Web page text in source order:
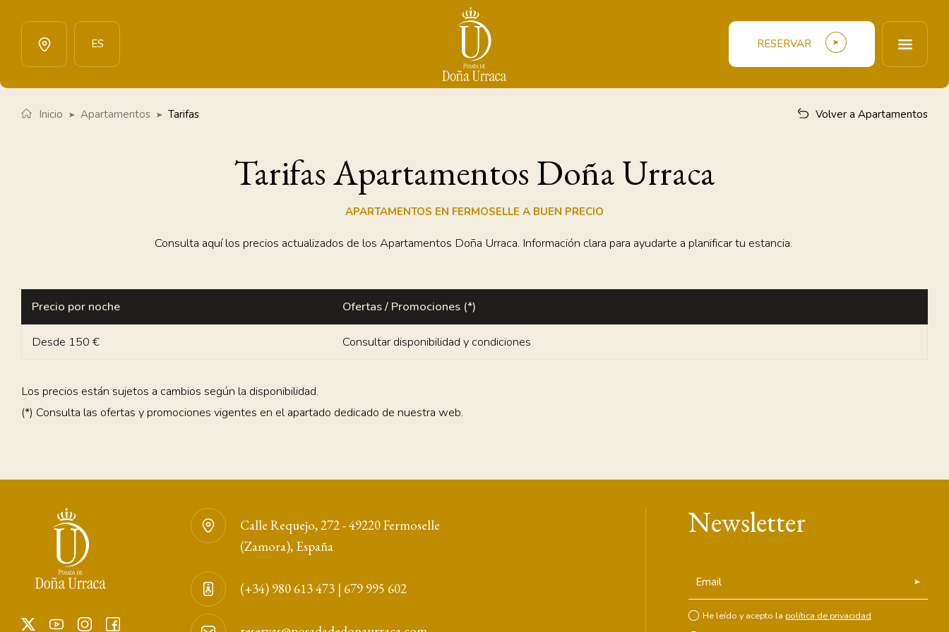
ES RESERVAR
Inicio Apartamentos Tarifas Volver a Apartamentos
Tarifas Apartamentos Doña Urraca
APARTAMENTOS EN FERMOSELLE A BUEN PRECIO
Consulta aquí los precios actualizados de los Apartamentos Doña Urraca. Información clara para ayudarte a planificar tu estancia.
Precio por noche Ofertas / Promociones (*)
Desde 150 € Consultar disponibilidad y condiciones
Los precios están sujetos a cambios según la disponibilidad.
(*) Consulta las ofertas y promociones vigentes en el apartado dedicado de nuestra web.
Calle Requejo, 272 - 49220 Fermoselle
(Zamora), España
(+34) 980 613 473 | 679 995 602
Newsletter
Email
Suscribirme
He leído y acepto la política de privacidad